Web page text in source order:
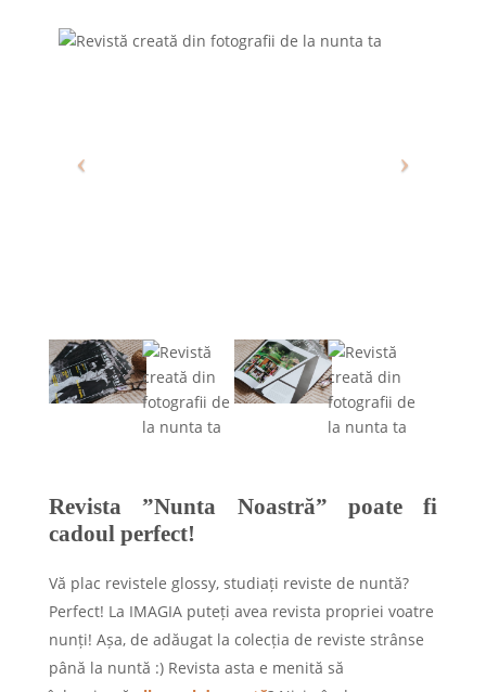
Revista ”Nunta Noastră” poate fi
cadoul perfect!
Vă plac revistele glossy, studiați reviste de nuntă?
Perfect! La IMAGIA puteți avea revista propriei voatre
nunți! Așa, de adăugat la colecția de reviste strânse
până la nuntă :) Revista asta e menită să